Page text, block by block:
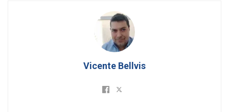
Vicente Bellvis